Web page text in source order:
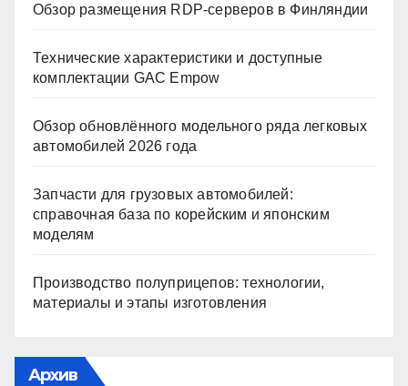
Обзор размещения RDP-серверов в Финляндии
Технические характеристики и доступные
комплектации GAC Empow
Обзор обновлённого модельного ряда легковых
автомобилей 2026 года
Запчасти для грузовых автомобилей:
справочная база по корейским и японским
моделям
Производство полуприцепов: технологии,
материалы и этапы изготовления
Архив